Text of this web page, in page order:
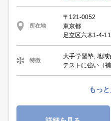
所在地
〒121-0052
東京都
足立区六木1-4-
特徴
大手学習塾, 地
テストに強い（
もっ